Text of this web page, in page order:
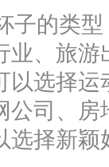
子的类
业、旅游
以选择运
公司、房
选择新颖